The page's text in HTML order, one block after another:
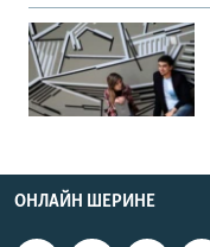
ОНЛАЙН ШЕРИНЕ